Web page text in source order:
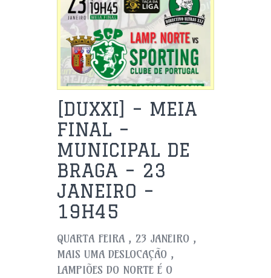
[DUXXI] – MEIA
FINAL –
MUNICIPAL DE
BRAGA – 23
JANEIRO –
19H45
QUARTA FEIRA , 23 JANEIRO ,
MAIS UMA DESLOCAÇÃO ,
LAMPIÕES DO NORTE É O